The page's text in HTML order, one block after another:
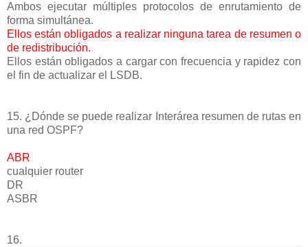
Ambos ejecutar múltiples protocolos de enrutamiento de
forma simultánea.
Ellos están obligados a realizar ninguna tarea de resumen o
de redistribución.
Ellos están obligados a cargar con frecuencia y rapidez con
el fin de actualizar el LSDB.
15. ¿Dónde se puede realizar Interárea resumen de rutas en
una red OSPF?
ABR
cualquier router
DR
ASBR
16.